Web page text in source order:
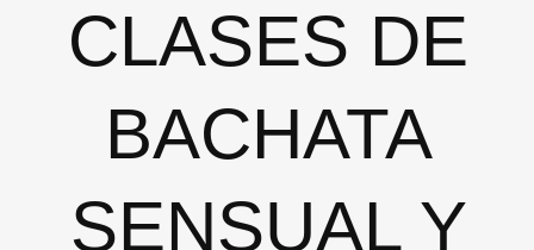
CLASES DE
BACHATA
SENSUAL Y